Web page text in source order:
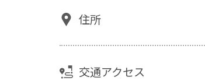
住所
交通アクセス